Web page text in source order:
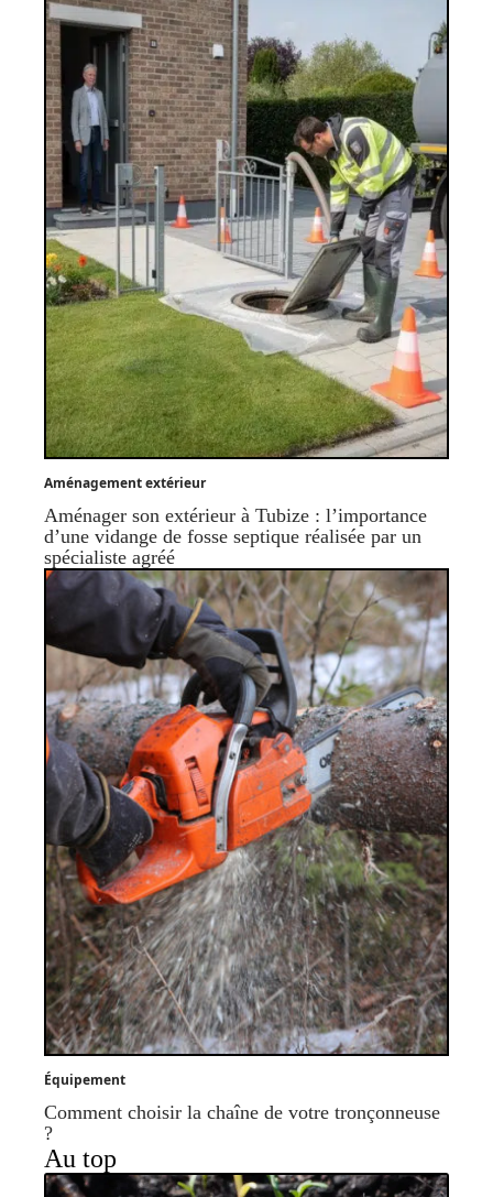
Aménagement extérieur
Aménager son extérieur à Tubize : l’importance
d’une vidange de fosse septique réalisée par un
spécialiste agréé
Équipement
Comment choisir la chaîne de votre tronçonneuse
?
Au top